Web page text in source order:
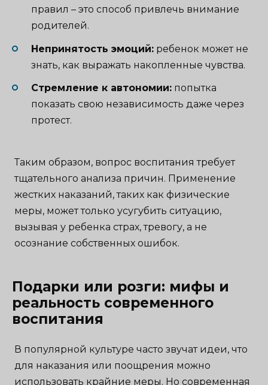
правил – это способ привлечь внимание
родителей.
Непринятость эмоций: ребенок может не
знать, как выражать накопленные чувства.
Стремление к автономии: попытка
показать свою независимость даже через
протест.
Таким образом, вопрос воспитания требует
тщательного анализа причин. Применение
жестких наказаний, таких как физические
меры, может только усугубить ситуацию,
вызывая у ребенка страх, тревогу, а не
осознание собственных ошибок.
Подарки или розги: мифы и
реальность современного
воспитания
В популярной культуре часто звучат идеи, что
для наказания или поощрения можно
использовать крайние меры. Но современная